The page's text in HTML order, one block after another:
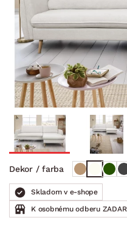
Dekor / farba
Skladom v e-shope
K osobnému odberu